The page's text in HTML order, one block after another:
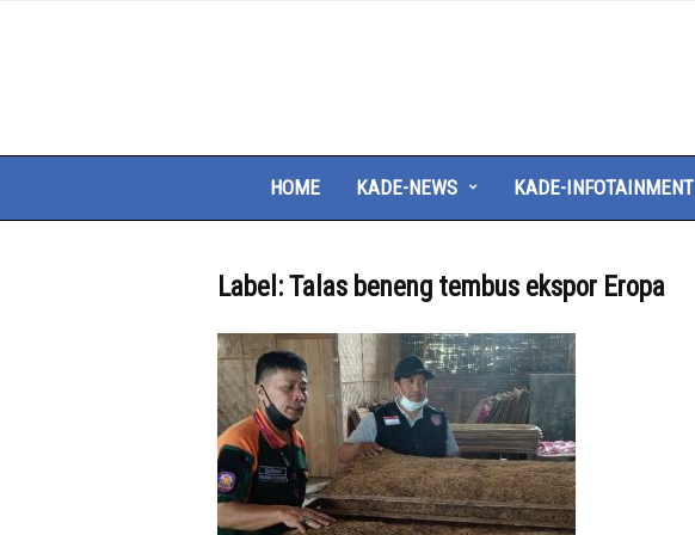
HOME KADE-NEWS KADE-INFOTAINMENT
Label: Talas beneng tembus ekspor Eropa